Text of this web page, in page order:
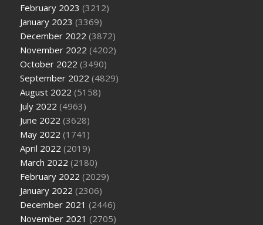
February 2023 (3212)
January 2023 (3369)
December 2022 (3872)
November 2022 (4202)
October 2022 (3490)
September 2022 (4829)
August 2022 (5158)
July 2022 (4963)
June 2022 (3628)
May 2022 (1741)
April 2022 (2019)
March 2022 (2180)
February 2022 (2029)
January 2022 (2306)
December 2021 (2446)
November 2021 (2705)